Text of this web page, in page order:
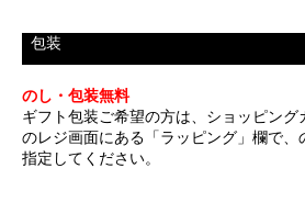
包装
のし・包装無料
ギフト包装ご希望の方は、ショッピング
のレジ画面にある「ラッピング」欄で、
指定してください。